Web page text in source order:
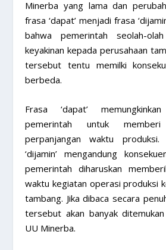
Minerba yang lama dan
frasa ‘dapat’ menjadi frasa
bahwa pemerintah seolah-
keyakinan kepada perusahaan
tersebut tentu memilki
berbeda.
Frasa ‘dapat’
pemerintah untuk
perpanjangan waktu produksi.
‘dijamin’ mengandung
pemerintah diharuskan
waktu kegiatan operasi produksi
tambang. Jika dibaca secara
tersebut akan banyak
UU Minerba.